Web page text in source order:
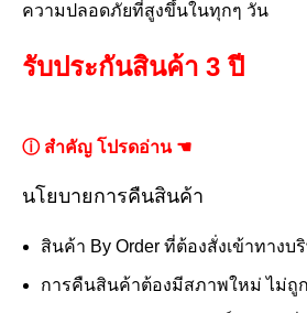
ความปลอดภัยที่สูงขึ้นในทุกๆ วัน
รับประกันสินค้า 3 ปี
ⓘ สำคัญ โปรดอ่าน ☚
นโยบายการคืนสินค้า
สินค้า By Order ที่ต้องสั่งเข้าทาง
การคืนสินค้าต้องมีสภาพใหม่ ไม่ถู